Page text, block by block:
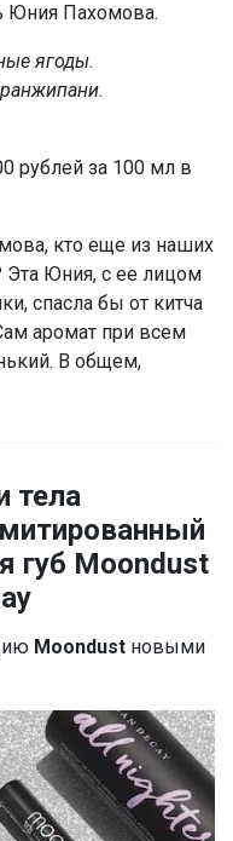
Юния Пахомова.
ягоды.
рублей за 100 мл в
кто еще из наших
Эта Юния, с ее лицом
спасла бы от китча
аромат при всем
В общем,
тела
губ Moondust
Moondust новыми